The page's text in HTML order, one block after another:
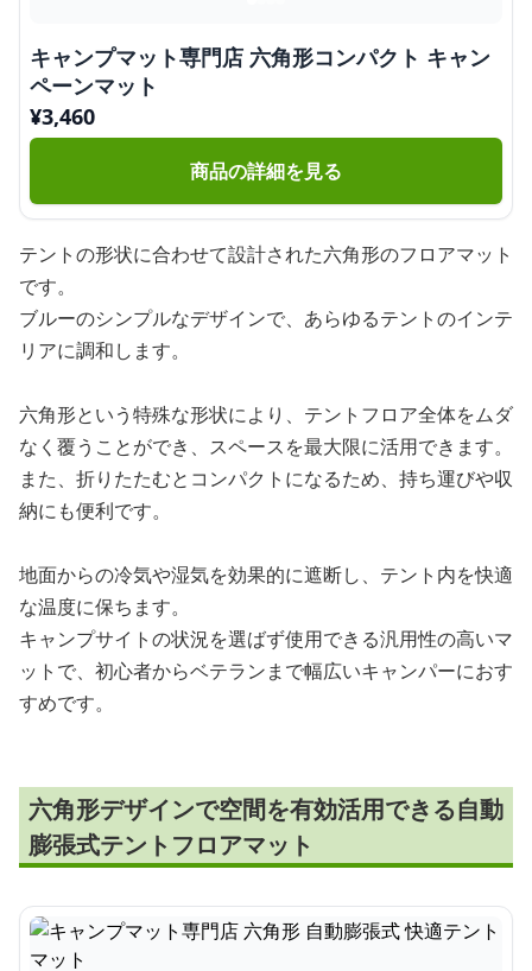
キャンプマット専門店 六角形コンパクト キャン
ペーンマット
¥3,460
商品の詳細を見る
テントの形状に合わせて設計された六角形のフロアマット
です。
ブルーのシンプルなデザインで、あらゆるテントのインテ
リアに調和します。
六角形という特殊な形状により、テントフロア全体をムダ
なく覆うことができ、スペースを最大限に活用できます。
また、折りたたむとコンパクトになるため、持ち運びや収
納にも便利です。
地面からの冷気や湿気を効果的に遮断し、テント内を快適
な温度に保ちます。
キャンプサイトの状況を選ばず使用できる汎用性の高いマ
ットで、初心者からベテランまで幅広いキャンパーにおす
すめです。
六角形デザインで空間を有効活用できる自動
膨張式テントフロアマット